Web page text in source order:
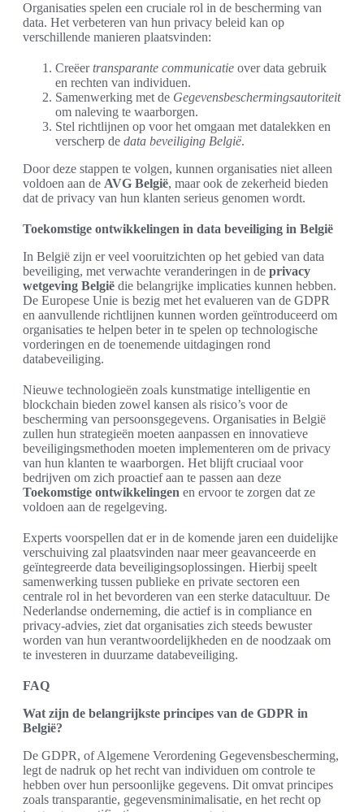
Organisaties spelen een cruciale rol in de bescherming van
data. Het verbeteren van hun privacy beleid kan op
verschillende manieren plaatsvinden:
Creëertransparante communicatie over data gebruik
en rechten van individuen.
Samenwerking met de Gegevensbeschermingsautoriteit
om naleving te waarborgen.
Stel richtlijnen op voor het omgaan met datalekken en
verscherp de data beveiliging België.
Door deze stappen te volgen, kunnen organisaties niet alleen
voldoen aan de AVG België, maar ook de zekerheid bieden
dat de privacy van hun klanten serieus genomen wordt.
Toekomstige ontwikkelingen in data beveiliging in België
In België zijn er veel vooruitzichten op het gebied van data
beveiliging, met verwachte veranderingen in de privacy
wetgeving België die belangrijke implicaties kunnen hebben.
De Europese Unie is bezig met het evalueren van de GDPR
en aanvullende richtlijnen kunnen worden geïntroduceerd om
organisaties te helpen beter in te spelen op technologische
vorderingen en de toenemende uitdagingen rond
databeveiliging.
Nieuwe technologieën zoals kunstmatige intelligentie en
blockchain bieden zowel kansen als risico’s voor de
bescherming van persoonsgegevens. Organisaties in België
zullen hun strategieën moeten aanpassen en innovatieve
beveiligingsmethoden moeten implementeren om de privacy
van hun klanten te waarborgen. Het blijft cruciaal voor
bedrijven om zich proactief aan te passen aan deze
Toekomstige ontwikkelingen en ervoor te zorgen dat ze
voldoen aan de regelgeving.
Experts voorspellen dat er in de komende jaren een duidelijke
verschuiving zal plaatsvinden naar meer geavanceerde en
geïntegreerde data beveiligingsoplossingen. Hierbij speelt
samenwerking tussen publieke en private sectoren een
centrale rol in het bevorderen van een sterke datacultuur. De
Nederlandse onderneming, die actief is in compliance en
privacy-advies, ziet dat organisaties zich steeds bewuster
worden van hun verantwoordelijkheden en de noodzaak om
te investeren in duurzame databeveiliging.
FAQ
Wat zijn de belangrijkste principes van de GDPR in
België?
De GDPR, of Algemene Verordening Gegevensbescherming,
legt de nadruk op het recht van individuen om controle te
hebben over hun persoonlijke gegevens. Dit omvat principes
zoals transparantie, gegevensminimalisatie, en het recht op